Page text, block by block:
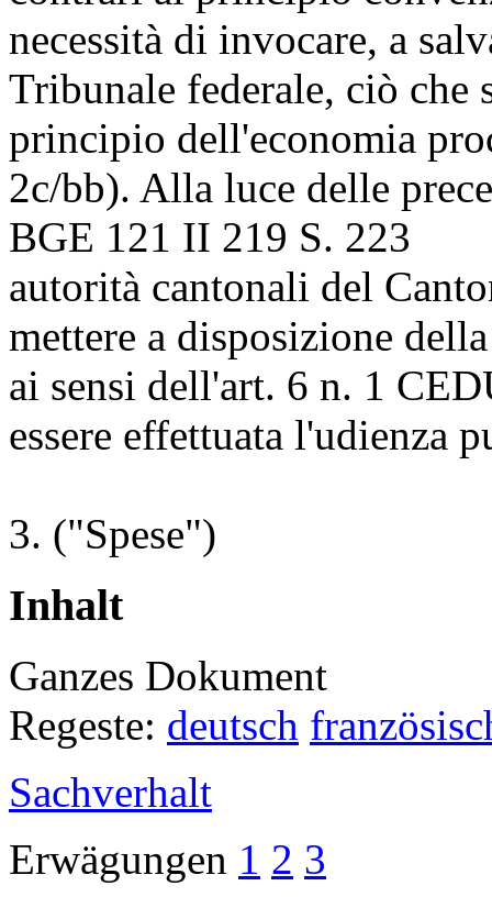
necessità di invocare, a
Tribunale federale, ciò che
principio dell'economia
2c/bb). Alla luce delle
BGE 121 II 219 S. 223
autorità cantonali del
mettere a disposizione
ai sensi dell'art. 6 n. 1
essere effettuata l'udienza
3. ("Spese")
Inhalt
Ganzes Dokument
Regeste: deutsch
Sachverhalt
Erwägungen 1 2 3